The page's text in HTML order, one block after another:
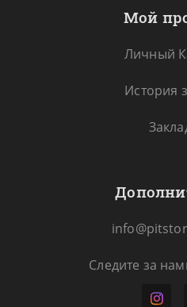
Мой
Личный
История
Следите за